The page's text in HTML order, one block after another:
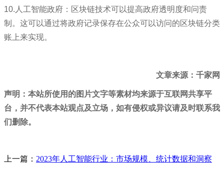
10.人工智能政府：区块链技术可以提高政府透明度和问责
制。这可以通过将政府记录保存在公众可以访问的区块链分类
账上来实现。
文章来源：千家网
声明：本站所使用的图片文字等素材均来源于互联网共享平
台，并不代表本站观点及立场，如有侵权或异议请及时联系我
们删除。
上一篇： 2023年人工智能行业：市场规模、统计数据和洞察